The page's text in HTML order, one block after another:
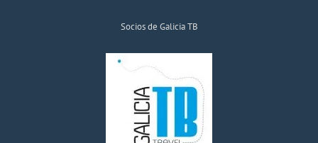
Socios de Galicia TB